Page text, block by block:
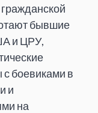
бывшие
и ЦРУ,
боевиками в
и
на